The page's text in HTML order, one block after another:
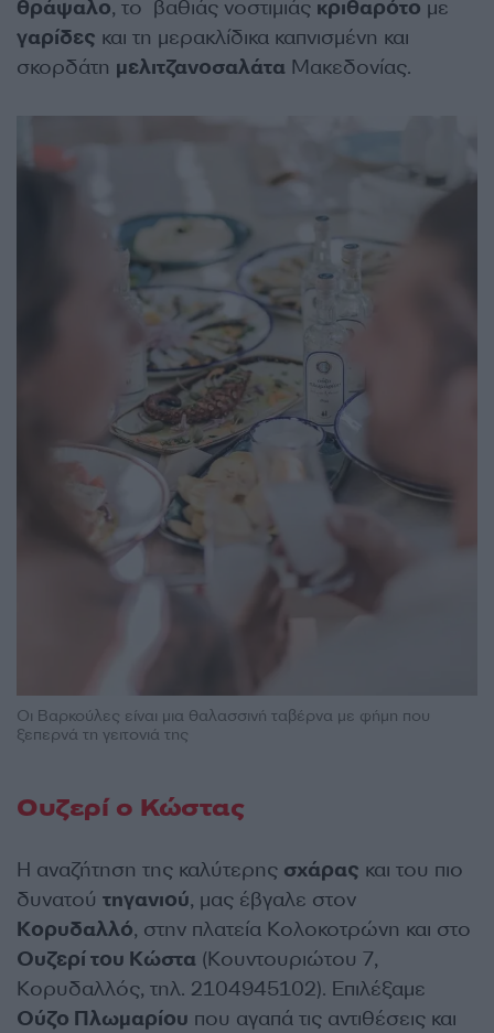
θράψαλο, το βαθιάς νοστιμιάς κριθαρότο με
γαρίδες και τη μερακλίδικα καπνισμένη και
σκορδάτη μελιτζανοσαλάτα Μακεδονίας.
Οι Βαρκούλες είναι μια θαλασσινή ταβέρνα με φήμη που
ξεπερνά τη γειτονιά της
Ουζερί ο Κώστας
Η αναζήτηση της καλύτερης σχάρας και του πιο
δυνατού τηγανιού, μας έβγαλε στον
Κορυδαλλό, στην πλατεία Κολοκοτρώνη και στο
Ουζερί του Κώστα (Κουντουριώτου 7,
Κορυδαλλός, τηλ. 2104945102). Επιλέξαμε
Ούζο Πλωμαρίου που αγαπά τις αντιθέσεις και